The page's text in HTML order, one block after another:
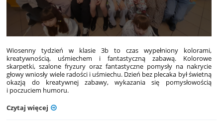
Wiosenny tydzień w klasie 3b to czas wypełniony kolorami,
kreatywnością, uśmiechem i fantastyczną zabawą. Kolorowe
skarpetki, szalone fryzury oraz fantastyczne pomysły na nakrycie
głowy wniosły wiele radości i uśmiechu. Dzień bez plecaka był świetną
okazją do kreatywnej zabawy, wykazania się pomysłowością
i poczuciem humoru.
Czytaj więcej